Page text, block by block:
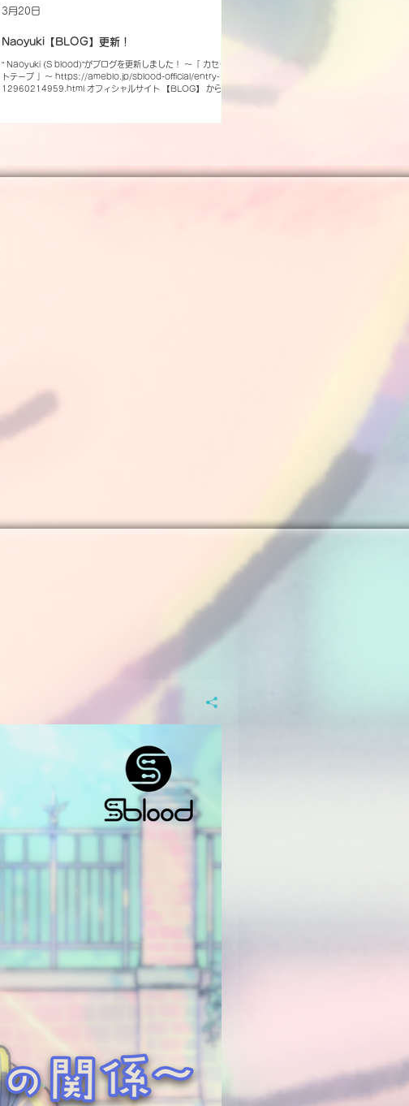
Naoyuki【BLOG】更新！
“ Naoyuki (S blood)”がブログを更新しました！ 〜「 カセッ
トテープ 」〜 https://ameblo.jp/sblood-official/entry-
12960214959.html オフィシャルサイト 【BLOG】 からご
LINE(@457khpks)でID検索 BLOG
3月20日